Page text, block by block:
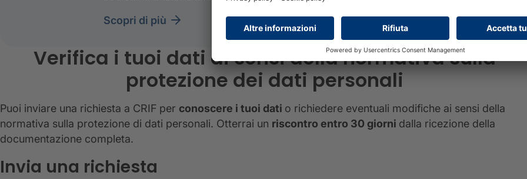
scopri di più
scopri di più
Verifica i tuoi dati ai sensi della normativa sulla
protezione dei dati personali
Puoi inviare una richiesta a CRIF per conoscere i tuoi dati o richiedere eventuali modifiche ai sensi della
normativa sulla protezione di dati personali. Otterrai un riscontro entro 30 giorni dalla ricezione della
documentazione completa.
Invia una richiesta